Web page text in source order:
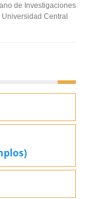
de Investigaciones
Central